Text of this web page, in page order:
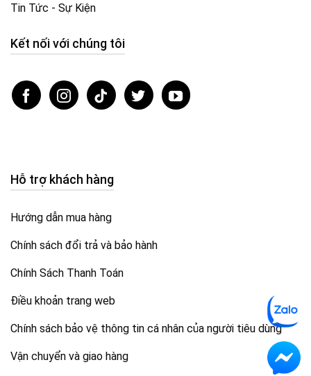
Tin Tức - Sự Kiện
Kết nối với chúng tôi
Hỗ trợ khách hàng
Hướng dẫn mua hàng
Chính sách đổi trả và bảo hành
Chính Sách Thanh Toán
Điều khoản trang web
Chính sách bảo vệ thông tin cá nhân của người tiêu dùng
Vận chuyển và giao hàng